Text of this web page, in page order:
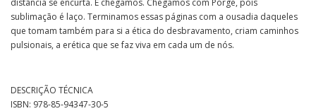
distância se encurta. E chegamos. Chegamos com Porge, pois
sublimação é laço. Terminamos essas páginas com a ousadia daqueles
que tomam também para si a ética do desbravamento, criam caminhos
pulsionais, a erética que se faz viva em cada um de nós.
DESCRIÇÃO TÉCNICA
ISBN: 978-85-94347-30-5